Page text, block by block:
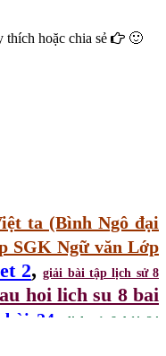
thích hoặc chia sẻ
🙂
ta (Bình Ngô đại
SGK Ngữ văn Lớp
2,giải bài tập lịch sử 8
hoi lich su 8 bai
24
lịch sử 8 bài 24
năm 1858 đến năm